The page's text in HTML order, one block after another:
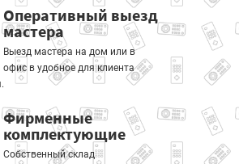
Оперативный выезд
мастера
Выезд мастера на дом или в
офис в удобное для клиента
Фирменные
комплектующие
Собственный склад